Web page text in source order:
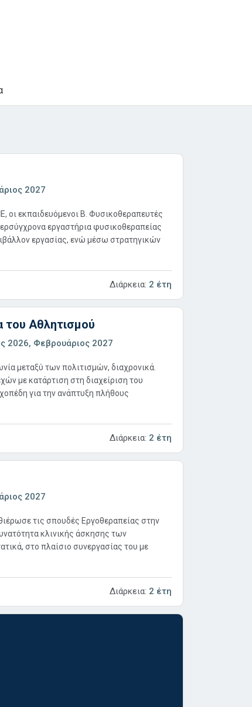
2027
οι εκπαιδευόμενοι Β. Φυσικοθεραπευτές
εργαστήρια φυσικοθεραπείας
εργασίας, ενώ μέσω στρατηγικών
Διάρκεια: 2 έτη
του Αθλητισμού
2026, Φεβρουάριος 2027
μεταξύ των πολιτισμών, διαχρονικά.
με κατάρτιση στη διαχείριση του
για την ανάπτυξη πλήθους
Διάρκεια: 2 έτη
2027
τις σπουδές Εργοθεραπείας στην
κλινικής άσκησης των
στο πλαίσιο συνεργασίας του με
Διάρκεια: 2 έτη